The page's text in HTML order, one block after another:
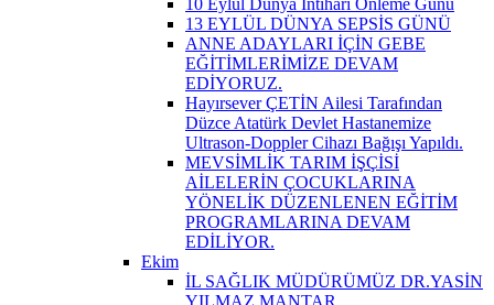
13 EYLÜL DÜNYA SEPSİS GÜNÜ
ANNE ADAYLARI İÇİN GEBE
EĞİTİMLERİMİZE DEVAM
EDİYORUZ.
Hayırsever ÇETİN Ailesi Tarafından
Düzce Atatürk Devlet Hastanemize
Ultrason-Doppler Cihazı Bağışı Yapıldı.
MEVSİMLİK TARIM İŞÇİSİ
AİLELERİN ÇOCUKLARINA
YÖNELİK DÜZENLENEN EĞİTİM
PROGRAMLARINA DEVAM
EDİLİYOR.
Ekim
İL SAĞLIK MÜDÜRÜMÜZ DR.YASİN
YILMAZ MANTAR